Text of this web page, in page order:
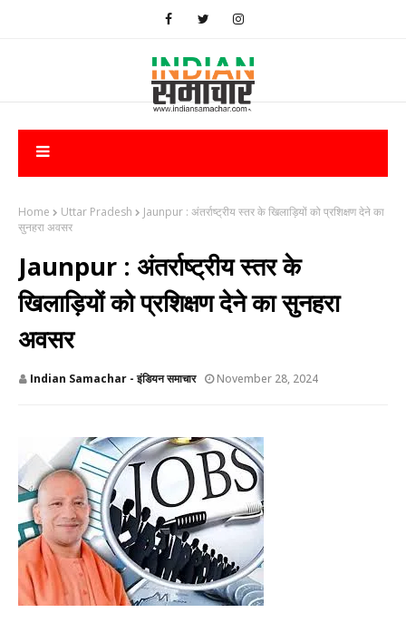
Home Uttar Pradesh
Jaunpur : अंतर्राष्ट्रीय स्तर के खिलाड़ियों को प्रशिक्षण देने का
सुनहरा अवसर
Jaunpur : अंतर्राष्ट्रीय स्तर के
खिलाड़ियों को प्रशिक्षण देने का सुनहरा
अवसर
Indian Samachar - इंडियन समाचार November 28, 2024